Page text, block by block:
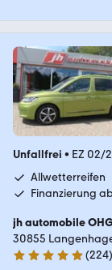
Unfallfrei • EZ 02/
Allwetterreifen
Finanzierung
jh automobile OHG
30855
4.9 Sterne
(224)